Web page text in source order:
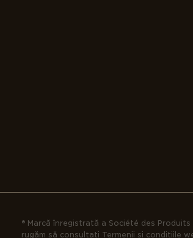
® Marcă înregistrată a Société des
rugăm să consultați Termenii și condițiile